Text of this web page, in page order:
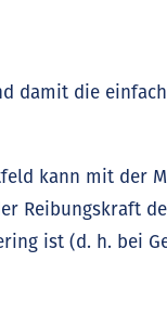
damit die
kann mit der
Reibungskraft
ist (d. h. bei